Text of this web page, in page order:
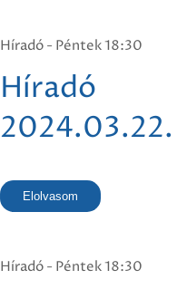
Híradó - Péntek 18:30
Híradó
2024.03.22.
Elolvasom
Híradó - Péntek 18:30